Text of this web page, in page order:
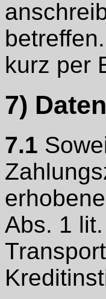
kurz per
7)
7.1
Abs. 1